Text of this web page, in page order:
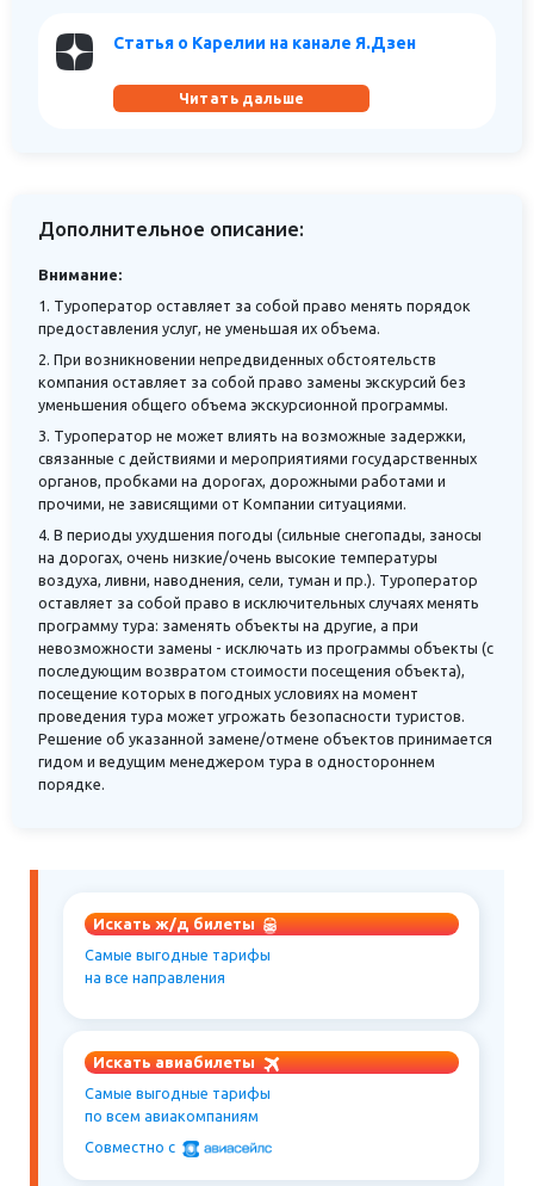
Статья о Карелии на канале Я.Дзен
Читать дальше
Дополнительное описание:
Внимание:
1. Туроператор оставляет за собой право менять порядок
предоставления услуг, не уменьшая их объема.
2. При возникновении непредвиденных обстоятельств
компания оставляет за собой право замены экскурсий без
уменьшения общего объема экскурсионной программы.
3. Туроператор не может влиять на возможные задержки,
связанные с действиями и мероприятиями государственных
органов, пробками на дорогах, дорожными работами и
прочими, не зависящими от Компании ситуациями.
4. В периоды ухудшения погоды (сильные снегопады, заносы
на дорогах, очень низкие/очень высокие температуры
воздуха, ливни, наводнения, сели, туман и пр.). Туроператор
оставляет за собой право в исключительных случаях менять
программу тура: заменять объекты на другие, а при
невозможности замены - исключать из программы объекты (с
последующим возвратом стоимости посещения объекта),
посещение которых в погодных условиях на момент
проведения тура может угрожать безопасности туристов.
Решение об указанной замене/отмене объектов принимается
гидом и ведущим менеджером тура в одностороннем
порядке.
Искать ж/д билеты
Самые выгодные тарифы
на все направления
Искать авиабилеты
Самые выгодные тарифы
по всем авиакомпаниям
Совместно c